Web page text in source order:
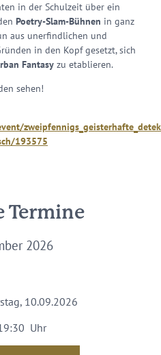
in der Schulzeit über ein
Poetry-Slam-Bühnen in ganz
aus unerfindlichen und
in den Kopf gesetzt, sich
Fantasy zu etablieren.
sehen!
193575
Termine
2026
10.09.2026
Uhr